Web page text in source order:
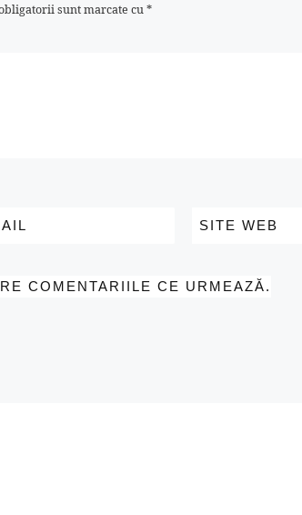
sunt marcate cu*
SITE WEB
COMENTARIILE CE URMEAZĂ.